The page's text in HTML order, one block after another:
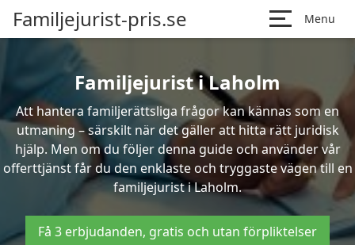
Familjejurist-pris.se Menu
Familjejurist i Laholm
Att hantera familjerättsliga frågor kan kännas som en
utmaning – särskilt när det gäller att hitta rätt juridisk
hjälp. Men om du följer denna guide och använder vår
offerttjänst får du den enklaste och tryggaste vägen till en
familjejurist i Laholm.
Få 3 erbjudanden, gratis och utan förpliktelser